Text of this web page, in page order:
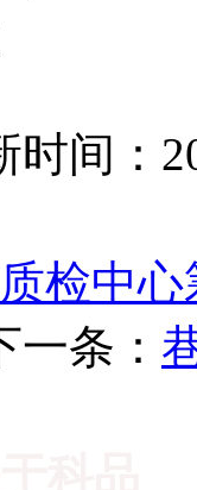
时间：
检中
一条：